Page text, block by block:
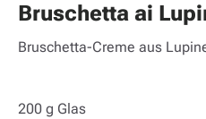
Bruschetta ai
Bruschetta-Creme aus
200 g Glas